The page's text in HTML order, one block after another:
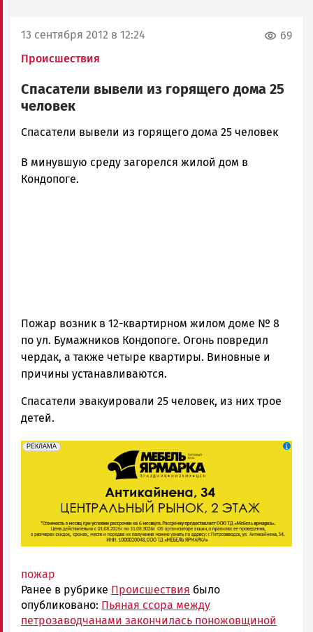
13 сентября 2012 в 12:24
Происшествия
69
Спасатели вывели из горящего дома 25
человек
admintimur
Петрозаводска
и
Спасатели вывели из горящего дома 25 человек
В минувшую среду загорелся жилой дом в
Кондопоге.
Пожар возник в 12-квартирном жилом доме № 8
по ул. Бумажников Кондопоге. Огонь повредил
чердак, а также четыре квартиры. Виновные и
причины устанавливаются.
Спасатели эвакуировали 25 человек, из них трое
детей.
erid: 2SDnjeFymr3
РЕКЛАМА
Реклама
пожар
Ранее в рубрике Происшествия было
опубликовано: Пьяная ссора между
петрозаводчанами закончилась поножовщиной